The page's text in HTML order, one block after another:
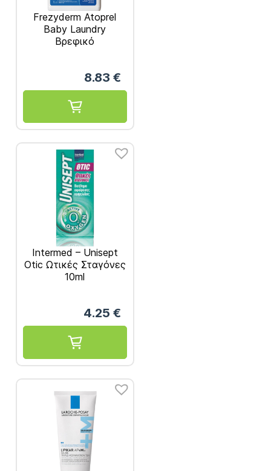
Frezyderm Atoprel
Baby Laundry
Βρεφικό
8.83 €
Intermed – Unisept
Otic Ωτικές Σταγόνες
10ml
4.25 €